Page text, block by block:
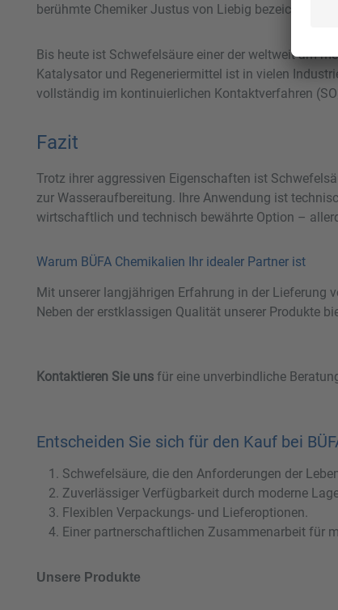
berühmte Chemiker Justus von Liebig bezeichnete
Bis heute ist Schwefelsäure einer der weltweit am
Katalysator und Regeneriermittel ist in vielen
vollständig im kontinuierlichen Kontaktverfahren
Fazit
Trotz ihrer aggressiven Eigenschaften ist
zur Wasseraufbereitung. Ihre Anwendung ist
wirtschaftlich und technisch bewährte Option –
Warum BÜFA Chemikalien Ihr idealer Partner ist
Mit unserer langjährigen Erfahrung in der Lieferung
Neben der erstklassigen Qualität unserer Produkte
Kontaktieren Sie uns für eine unverbindliche
Entscheiden Sie sich für den Kauf bei
Schwefelsäure, die den Anforderungen der
Zuverlässiger Verfügbarkeit durch moderne
Flexiblen Verpackungs- und Lieferoptionen.
Einer partnerschaftlichen Zusammenarbeit für
Unsere Produkte